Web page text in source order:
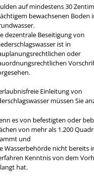
auf mindestens 30
bewachsenen Boden
dezentrale Beseitigung von
ist in
oder
Einleitung von
müssen Sie
es von befestigten oder
von mehr als 1.200
und
Wasserbehörde nicht bereits
Kenntnis von dem
hat.